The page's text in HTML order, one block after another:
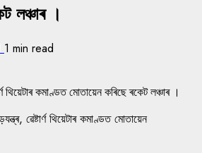
লঞ্চাৰ ।
1 min read
থিয়েটাৰ কমাণ্ডত মোতায়েন কৰিছে ৰকেট লঞ্চাৰ ।